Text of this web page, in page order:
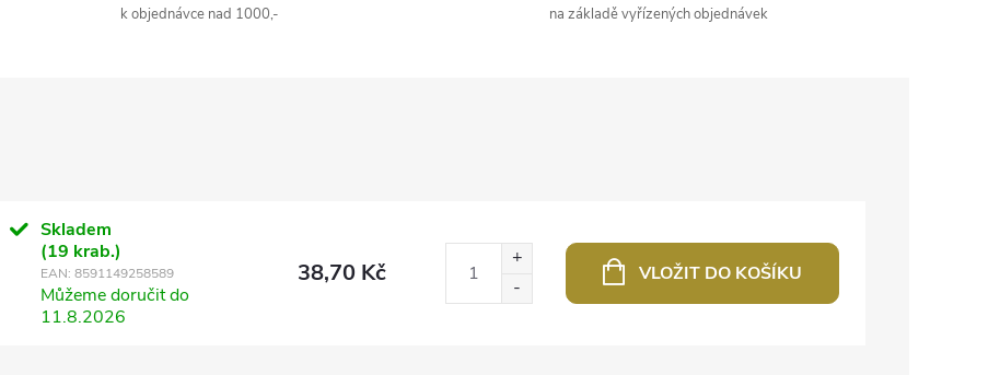
k objednávce nad 1000,- na základě vyřízených objednávek
Skladem
(19 krab.)
EAN: 8591149258589
Můžeme doručit do
11.8.2026
38,70 Kč VLOŽIT DO KOŠÍKU